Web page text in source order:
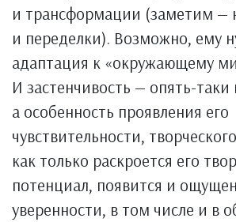
и трансформации (заметим —
и переделки). Возможно, ему
адаптация к «окружающему
И застенчивость — опять-таки
а особенность проявления его
чувствительности,
как только раскроется его
потенциал, появится и
уверенности, в том числе и в